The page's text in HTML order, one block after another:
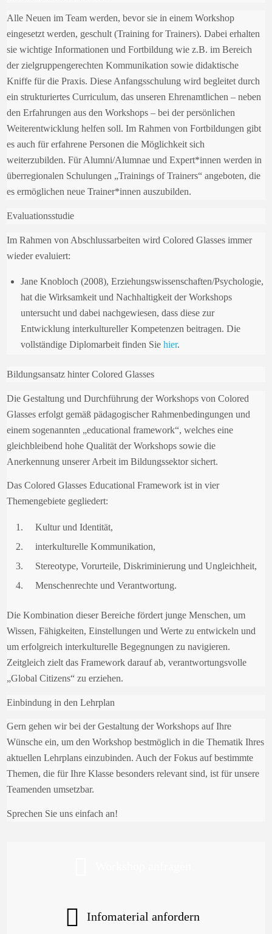
Alle Neuen im Team werden, bevor sie in einem Workshop
eingesetzt werden, geschult (Training for Trainers). Dabei erhalten
sie wichtige Informationen und Fortbildung wie z.B. im Bereich
der zielgruppengerechten Kommunikation sowie didaktische
Kniffe für die Praxis. Diese Anfangsschulung wird begleitet durch
ein strukturiertes Curriculum, das unseren Ehrenamtlichen – neben
den Erfahrungen aus den Workshops – bei der persönlichen
Weiterentwicklung helfen soll. Im Rahmen von Fortbildungen gibt
es auch für erfahrene Personen die Möglichkeit sich
weiterzubilden. Für Alumni/Alumnae und Expert*innen werden in
überregionalen Schulungen „Trainings of Trainers“ angeboten, die
es ermöglichen neue Trainer*innen auszubilden.
Evaluationsstudie
Im Rahmen von Abschlussarbeiten wird Colored Glasses immer
wieder evaluiert:
Jane Knobloch (2008), Erziehungswissenschaften/Psychologie,
hat die Wirksamkeit und Nachhaltigkeit der Workshops
untersucht und dabei nachgewiesen, dass diese zur
Entwicklung interkultureller Kompetenzen beitragen. Die
vollständige Diplomarbeit finden Siehier.
Bildungsansatz hinter Colored Glasses
Die Gestaltung und Durchführung der Workshops von Colored
Glasses erfolgt gemäß pädagogischer Rahmenbedingungen und
einem sogenannten „educational framework“, welches eine
gleichbleibend hohe Qualität der Workshops sowie die
Anerkennung unserer Arbeit im Bildungssektor sichert.
Das Colored Glasses Educational Framework ist in vier
Themengebiete gegliedert:
Kultur und Identität,
interkulturelle Kommunikation,
Stereotype, Vorurteile, Diskriminierung und Ungleichheit,
Menschenrechte und Verantwortung.
Die Kombination dieser Bereiche fördert junge Menschen, um
Wissen, Fähigkeiten, Einstellungen und Werte zu entwickeln und
um erfolgreich interkulturelle Begegnungen zu navigieren.
Zeitgleich zielt das Framework darauf ab, verantwortungsvolle
„Global Citizens“ zu erziehen.
Einbindung in den Lehrplan
Gern gehen wir bei der Gestaltung der Workshops auf Ihre
Wünsche ein, um den Workshop bestmöglich in die Thematik Ihres
aktuellen Lehrplans einzubinden. Auch der Fokus auf bestimmte
Themen, die für Ihre Klasse besonders relevant sind, ist für unsere
Teamenden umsetzbar.
Sprechen Sie uns einfach an!
Infomaterial anfordern